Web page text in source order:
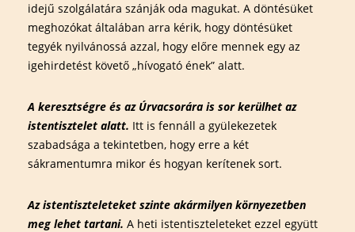
idejű szolgálatára szánják oda magukat. A döntésüket
meghozókat általában arra kérik, hogy döntésüket
tegyék nyilvánossá azzal, hogy előre mennek egy az
igehirdetést követő „hívogató ének” alatt.
A keresztségre és az Úrvacsorára is sor kerülhet az
istentisztelet alatt. Itt is fennáll a gyülekezetek
szabadsága a tekintetben, hogy erre a két
sákramentumra mikor és hogyan kerítenek sort.
Az istentiszteleteket szinte akármilyen környezetben
meg lehet tartani. A heti istentiszteleteket ezzel együtt